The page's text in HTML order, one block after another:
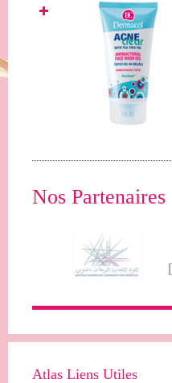
Nos Partenaires
Atlas Liens Utiles